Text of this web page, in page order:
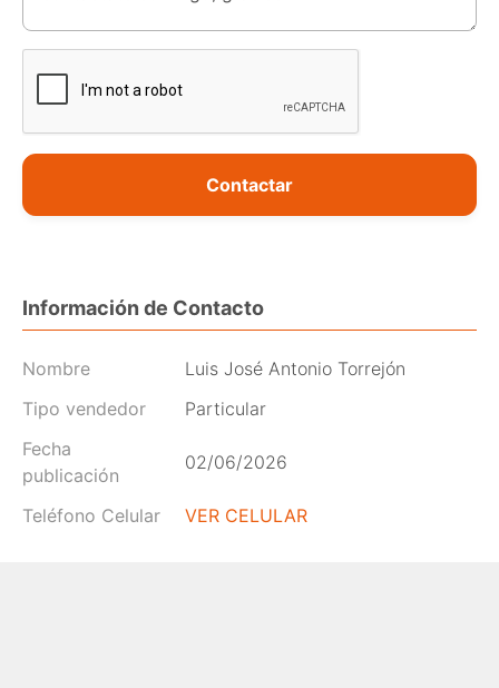
Contactar
Información de Contacto
Nombre
Luis José Antonio Torrejón
Tipo vendedor
Particular
Fecha
publicación
02/06/2026
Teléfono Celular VER CELULAR